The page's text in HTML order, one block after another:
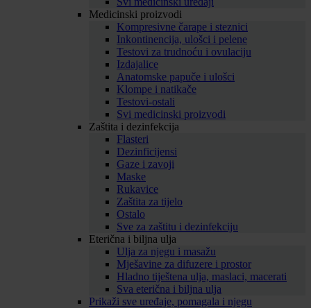
Medicinski proizvodi
Kompresivne čarape i steznici
Inkontinencija, ulošci i pelene
Testovi za trudnoću i ovulaciju
Izdajalice
Anatomske papuče i ulošci
Klompe i natikače
Testovi-ostali
Svi medicinski proizvodi
Zaštita i dezinfekcija
Flasteri
Dezinficijensi
Gaze i zavoji
Maske
Rukavice
Zaštita za tijelo
Ostalo
Sve za zaštitu i dezinfekciju
Eterična i biljna ulja
Ulja za njegu i masažu
Mješavine za difuzere i prostor
Hladno tiještena ulja, maslaci, macerati
Sva eterična i biljna ulja
Prikaži sve uređaje, pomagala i njegu